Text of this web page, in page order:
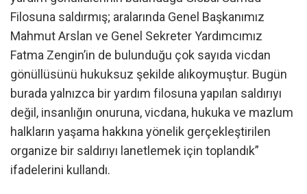
Filosuna saldırmış; aralarında Genel Başkanımız
Mahmut Arslan ve Genel Sekreter Yardımcımız
Fatma Zengin’in de bulunduğu çok sayıda vicdan
gönüllüsünü hukuksuz şekilde alıkoymuştur. Bugün
burada yalnızca bir yardım filosuna yapılan saldırıyı
değil, insanlığın onuruna, vicdana, hukuka ve mazlum
halkların yaşama hakkına yönelik gerçekleştirilen
organize bir saldırıyı lanetlemek için toplandık”
ifadelerini kullandı.